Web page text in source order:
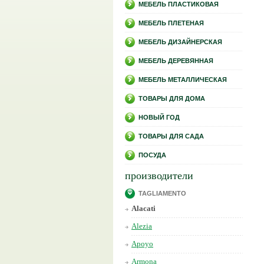
МЕБЕЛЬ ПЛАСТИКОВАЯ
МЕБЕЛЬ ПЛЕТЕНАЯ
МЕБЕЛЬ ДИЗАЙНЕРСКАЯ
МЕБЕЛЬ ДЕРЕВЯННАЯ
МЕБЕЛЬ МЕТАЛЛИЧЕСКАЯ
ТОВАРЫ ДЛЯ ДОМА
НОВЫЙ ГОД
ТОВАРЫ ДЛЯ САДА
ПОСУДА
производители
TAGLIAMENTO
Alacati
Alezia
Apoyo
Armona